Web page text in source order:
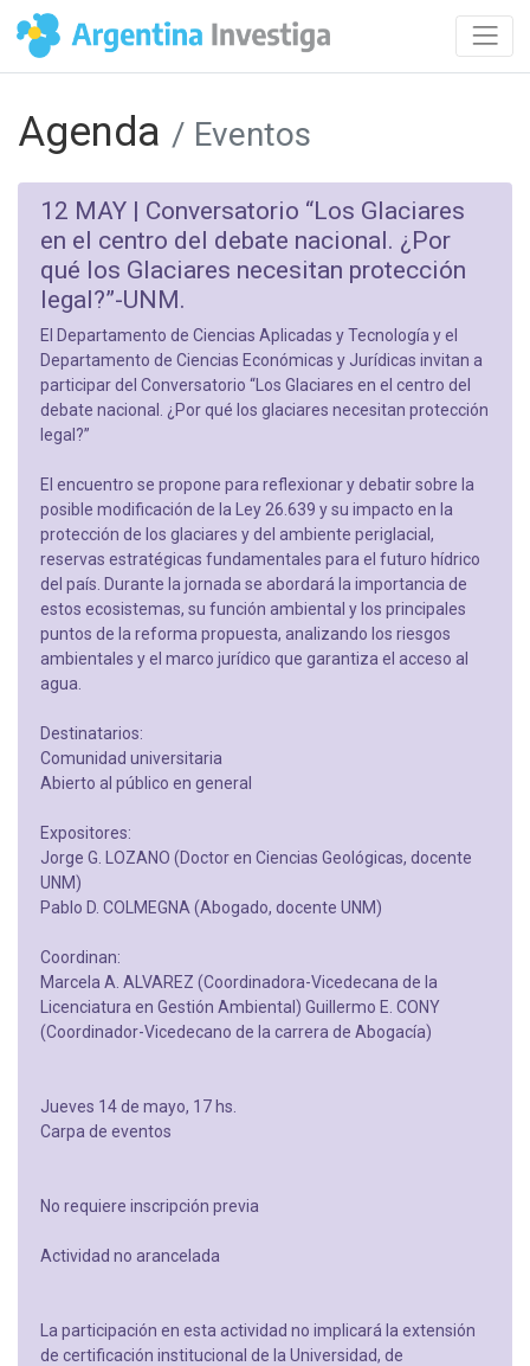
Agenda / Eventos
12 MAY | Conversatorio “Los Glaciares
en el centro del debate nacional. ¿Por
qué los Glaciares necesitan protección
legal?”-UNM.
El Departamento de Ciencias Aplicadas y Tecnología y el
Departamento de Ciencias Económicas y Jurídicas invitan a
participar del Conversatorio “Los Glaciares en el centro del
debate nacional. ¿Por qué los glaciares necesitan protección
legal?”
El encuentro se propone para reflexionar y debatir sobre la
posible modificación de la Ley 26.639 y su impacto en la
protección de los glaciares y del ambiente periglacial,
reservas estratégicas fundamentales para el futuro hídrico
del país. Durante la jornada se abordará la importancia de
estos ecosistemas, su función ambiental y los principales
puntos de la reforma propuesta, analizando los riesgos
ambientales y el marco jurídico que garantiza el acceso al
agua.
Destinatarios:
Comunidad universitaria
Abierto al público en general
Expositores:
Jorge G. LOZANO (Doctor en Ciencias Geológicas, docente
UNM)
Pablo D. COLMEGNA (Abogado, docente UNM)
Coordinan:
Marcela A. ALVAREZ (Coordinadora-Vicedecana de la
Licenciatura en Gestión Ambiental) Guillermo E. CONY
(Coordinador-Vicedecano de la carrera de Abogacía)
Jueves 14 de mayo, 17 hs.
Carpa de eventos
No requiere inscripción previa
Actividad no arancelada
La participación en esta actividad no implicará la extensión
de certificación institucional de la Universidad, de